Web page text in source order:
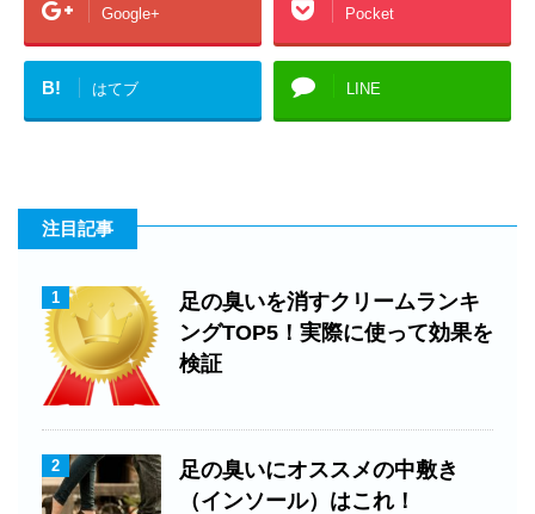
Google+ Pocket
B! はてブ LINE
注目記事
1
足の臭いを消すクリームランキ
ングTOP5！実際に使って効果を
検証
2
足の臭いにオススメの中敷き
（インソール）はこれ！